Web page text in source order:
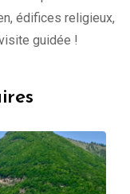
édifices religieux,
guidée !